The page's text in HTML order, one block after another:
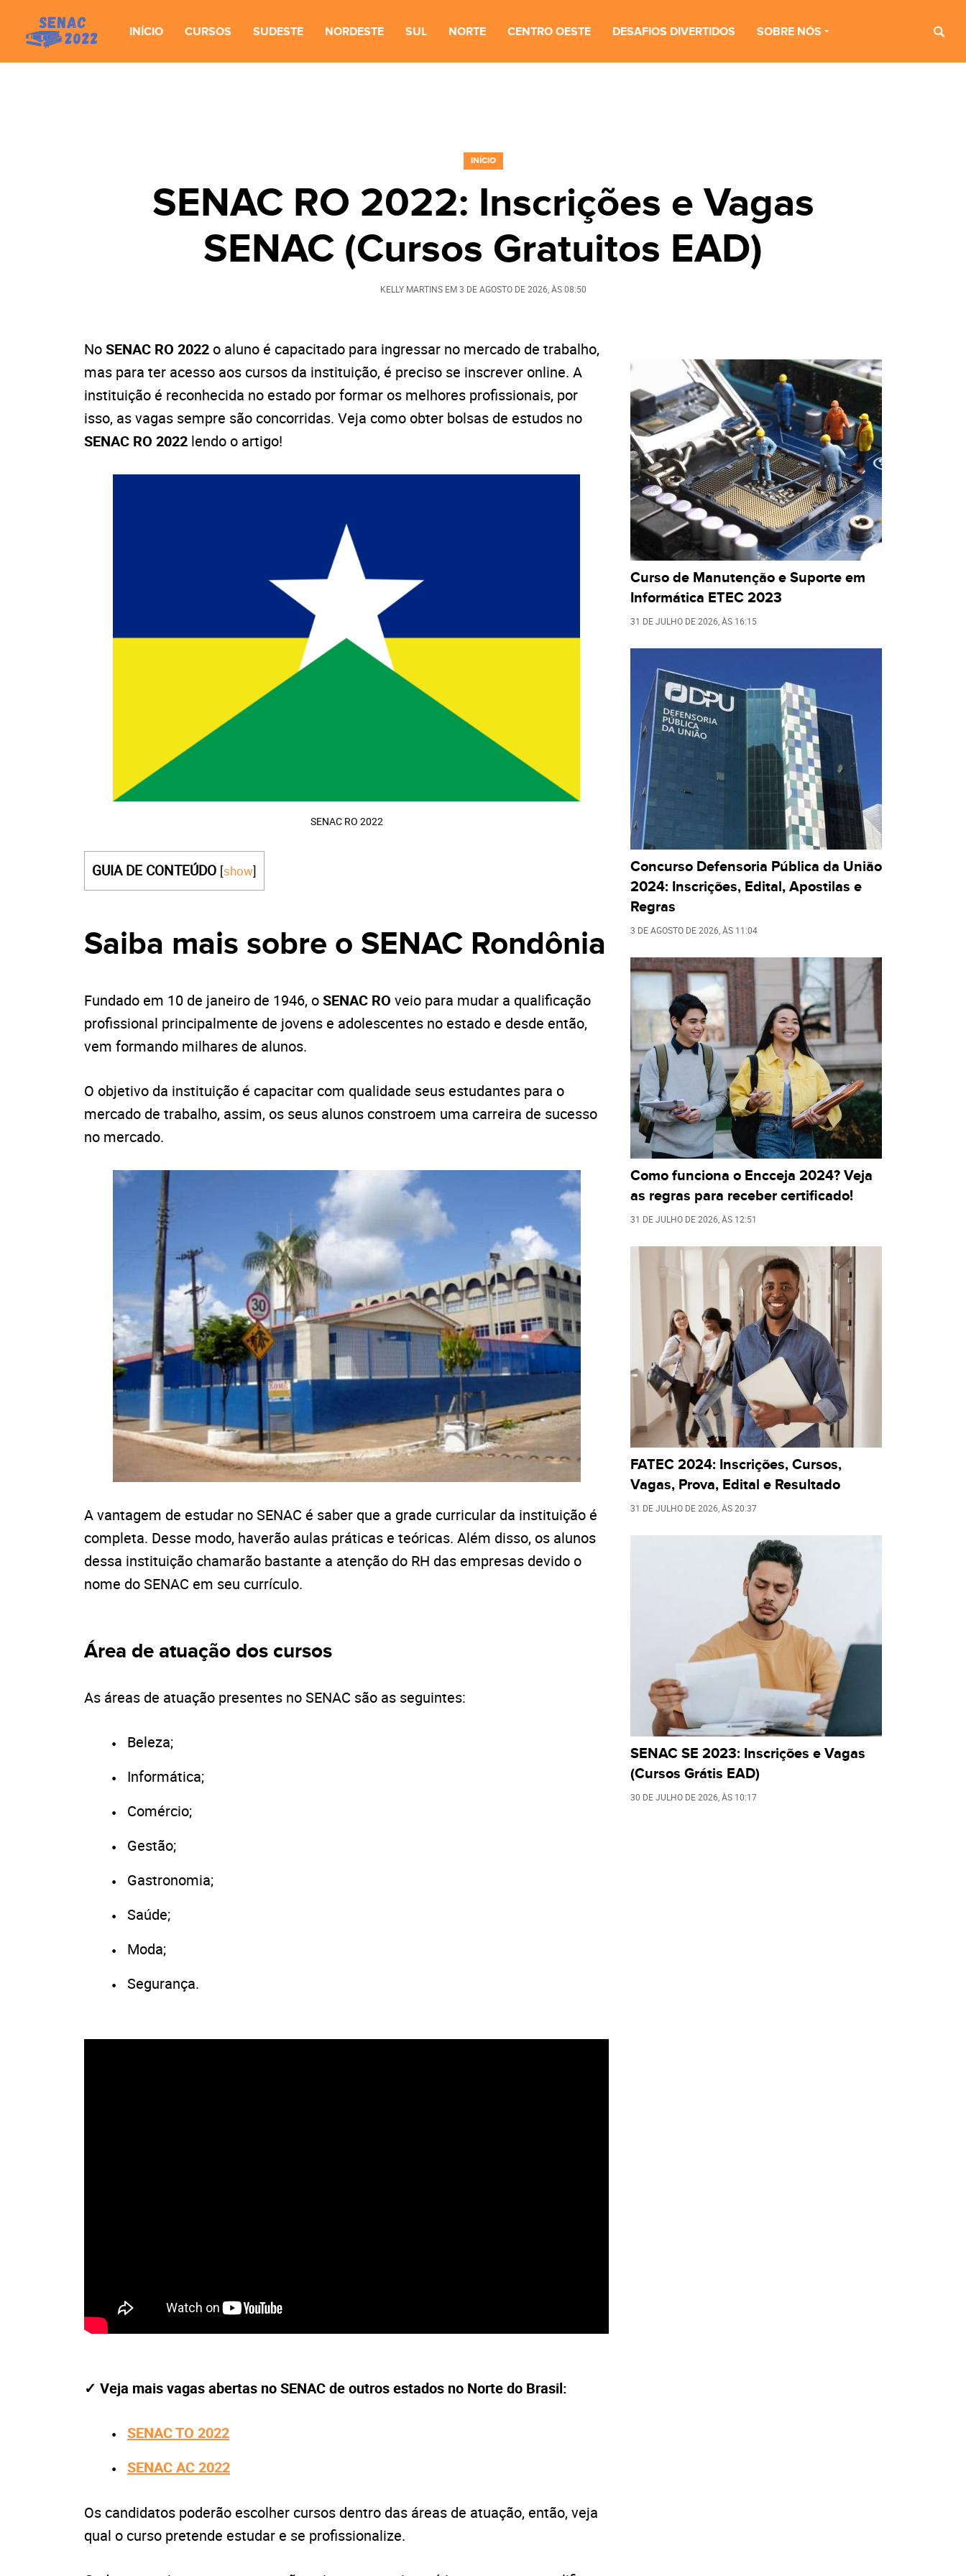
INÍCIO CURSOS SUDESTE NORDESTE SUL NORTE CENTRO OESTE DESAFIOS DIVERTIDOS SOBRE NÓS
INÍCIO
SENAC RO 2022: Inscrições e Vagas
SENAC (Cursos Gratuitos EAD)
KELLY MARTINSEM3 DE AGOSTO DE 2026 , ÀS08:50
NoSENAC RO 2022o aluno é capacitado para ingressar no mercado de trabalho,
mas para ter acesso aos cursos da instituição, é preciso se inscrever online. A
instituição é reconhecida no estado por formar os melhores profissionais, por
isso, as vagas sempre são concorridas. Veja como obter bolsas de estudos no
SENAC RO 2022 lendo o artigo!
SENAC RO 2022
GUIA DE CONTEÚDO [show]
Saiba mais sobre o SENAC Rondônia
Fundado em 10 de janeiro de 1946, oSENAC RO veio para mudar a qualificação
profissional principalmente de jovens e adolescentes no estado e desde então,
vem formando milhares de alunos.
O objetivo da instituição é capacitar com qualidade seus estudantes para o
mercado de trabalho, assim, os seus alunos constroem uma carreira de sucesso
no mercado.
A vantagem de estudar no SENAC é saber que a grade curricular da instituição é
completa. Desse modo, haverão aulas práticas e teóricas. Além disso, os alunos
dessa instituição chamarão bastante a atenção do RH das empresas devido o
nome do SENAC em seu currículo.
Área de atuação dos cursos
As áreas de atuação presentes no SENAC são as seguintes:
Beleza;
Informática;
Comércio;
Gestão;
Gastronomia;
Saúde;
Moda;
Segurança.
✓ Veja mais vagas abertas no SENAC de outros estados no Norte do Brasil:
SENAC TO 2022
SENAC AC 2022
Os candidatos poderão escolher cursos dentro das áreas de atuação, então, veja
qual o curso pretende estudar e se profissionalize.
Curso de Manutenção e Suporte em
Informática ETEC 2023
31 DE JULHO DE 2026 , ÀS 16:15
Concurso Defensoria Pública da União
2024: Inscrições, Edital, Apostilas e
Regras
3 DE AGOSTO DE 2026 , ÀS 11:04
Como funciona o Encceja 2024? Veja
as regras para receber certificado!
31 DE JULHO DE 2026 , ÀS 12:51
FATEC 2024: Inscrições, Cursos,
Vagas, Prova, Edital e Resultado
31 DE JULHO DE 2026 , ÀS20:37
SENAC SE 2023: Inscrições e Vagas
(Cursos Grátis EAD)
30 DE JULHO DE 2026 , ÀS 10:17